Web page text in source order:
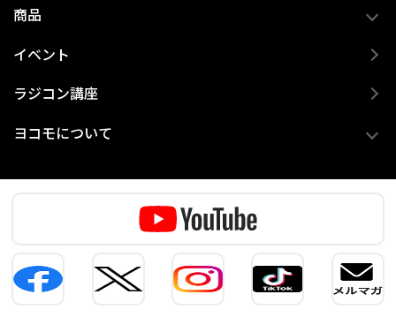
商品
イベント
ラジコン講座
ヨコモについて